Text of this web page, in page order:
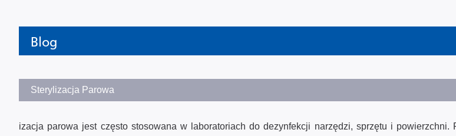
Blog
Sterylizacja Parowa
izacja parowa jest często stosowana w laboratoriach do dezynfekcji narzędzi, sprzętu i powierzchni.